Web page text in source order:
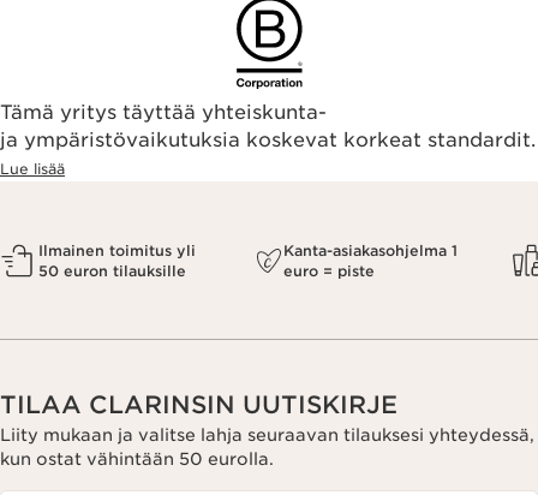
Tämä yritys täyttää yhteiskunta-
ja ympäristövaikutuksia koskevat korkeat standardit.
Lue lisää
Ilmainen toimitus yli
50 euron tilauksille
Kanta-asiakasohjelma 1
euro = piste
TILAA CLARINSIN UUTISKIRJE
Liity mukaan ja valitse lahja seuraavan tilauksesi yhteydessä,
kun ostat vähintään 50 eurolla.